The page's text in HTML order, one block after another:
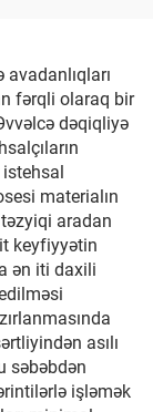
fərqli olaraq bir
dəqiqliyə
materialın
aradan
keyfiyyətin
ən iti daxili
asılı
səbəbdən
işləmək